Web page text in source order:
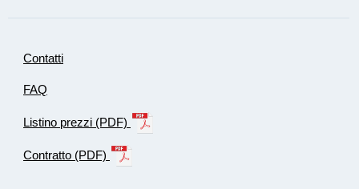
Contatti
FAQ
Listino prezzi (PDF)
Contratto (PDF)